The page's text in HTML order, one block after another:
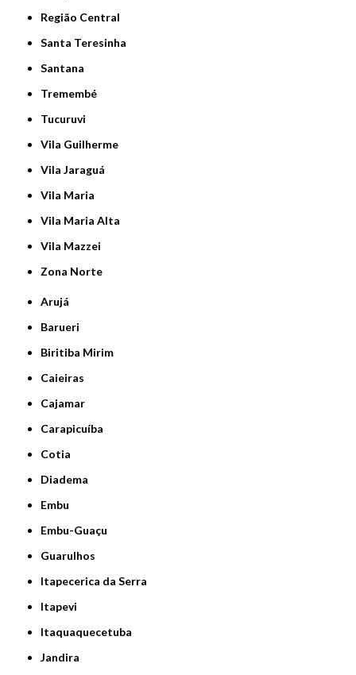
Região Central
Santa Teresinha
Santana
Tremembé
Tucuruvi
Vila Guilherme
Vila Jaraguá
Vila Maria
Vila Maria Alta
Vila Mazzei
Zona Norte
Arujá
Barueri
Biritiba Mirim
Caieiras
Cajamar
Carapicuíba
Cotia
Diadema
Embu
Embu-Guaçu
Guarulhos
Itapecerica da Serra
Itapevi
Itaquaquecetuba
Jandira